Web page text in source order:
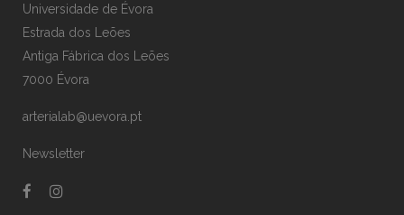
Universidade de Évora
Estrada dos Leões
Antiga Fábrica dos Leões
7000 Évora
arterialab@uevora.pt
Newsletter